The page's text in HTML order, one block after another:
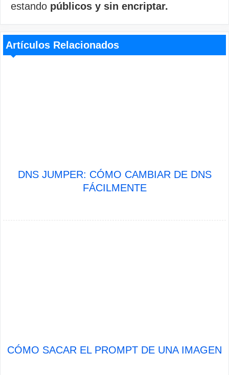
estando públicos y sin encriptar.
Artículos Relacionados
DNS JUMPER: CÓMO CAMBIAR DE DNS
FÁCILMENTE
CÓMO SACAR EL PROMPT DE UNA IMAGEN